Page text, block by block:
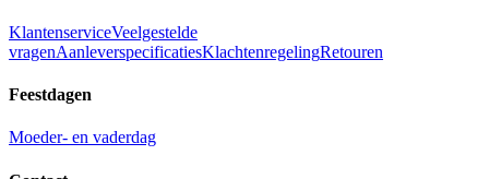
KlantenserviceVeelgestelde
vragenAanleverspecificatiesKlachtenregelingRetouren
Feestdagen
Moeder- en vaderdag